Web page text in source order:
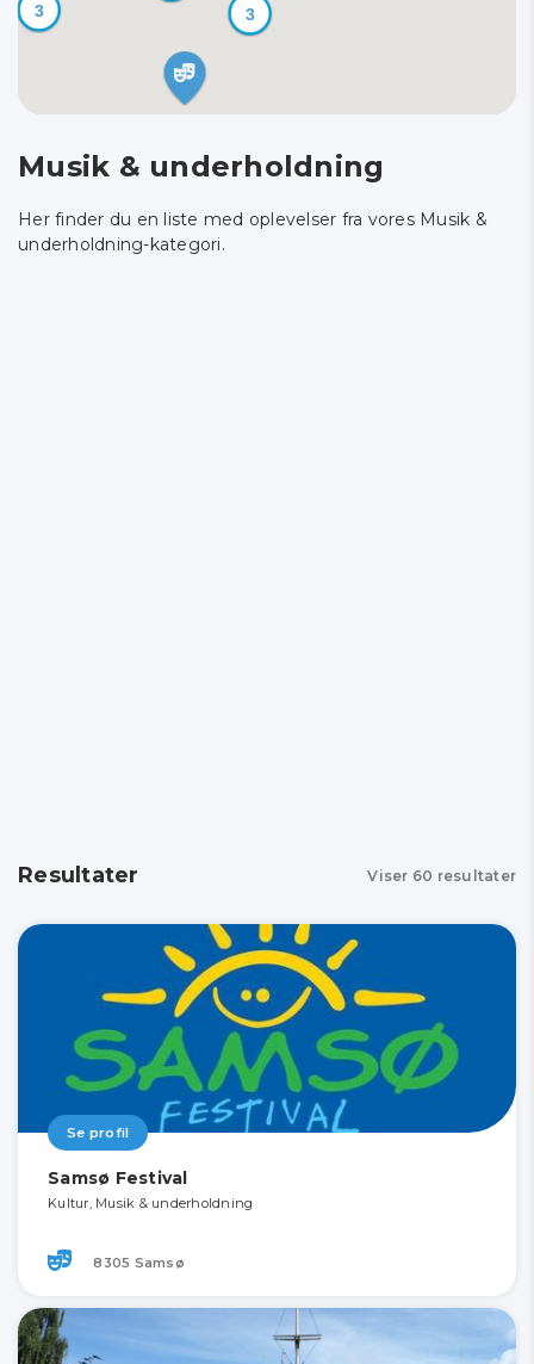
3
3
Musik & underholdning
Her finder du en liste med oplevelser fra vores Musik &
underholdning-kategori.
Resultater Viser 60 resultater
Se profil
Samsø Festival
Kultur, Musik & underholdning
8305 Samsø